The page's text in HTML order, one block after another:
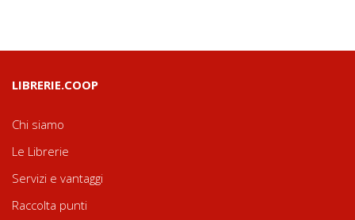
LIBRERIE.COOP
Chi siamo
Le Librerie
Servizi e vantaggi
Raccolta punti